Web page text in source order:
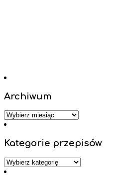
Archiwum
Archiwum
Kategorie przepisów
Kategorie
przepisów